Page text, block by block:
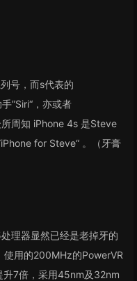
号，而s代表的
”Siri“，亦或者
周知 iPhone 4s 是Steve
for Steve“ 。（牙膏
理器显然已经是老掉牙的
使用的200MHz的PowerVR
升7倍，采用45nm及32nm